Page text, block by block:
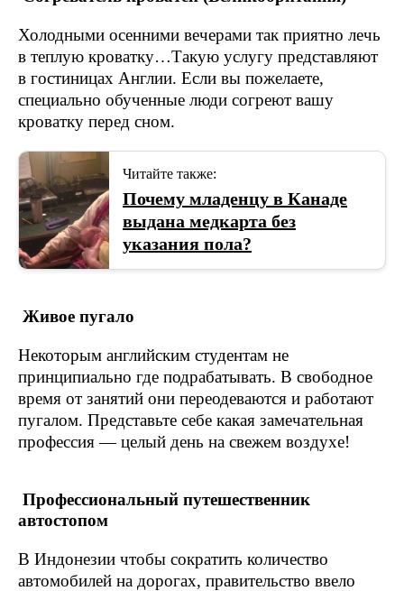
Холодными осенними вечерами так приятно лечь
в теплую кроватку…Такую услугу представляют
в гостиницах Англии. Если вы пожелаете,
специально обученные люди согреют вашу
кроватку перед сном.
Читайте также:
Почему младенцу в Канаде
выдана медкарта без
указания пола?
Живое пугало
Некоторым английским студентам не
принципиально где подрабатывать. В свободное
время от занятий они переодеваются и работают
пугалом. Представьте себе какая замечательная
профессия — целый день на свежем воздухе!
Профессиональный путешественник
автостопом
В Индонезии чтобы сократить количество
автомобилей на дорогах, правительство ввело